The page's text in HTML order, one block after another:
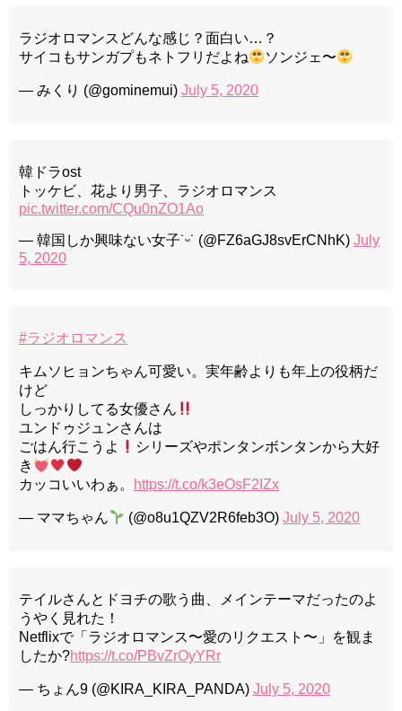
ラジオロマンスどんな感じ？面白い…？
サイコもサンガプもネトフリだよね
ソンジェ〜
— みくり (@gominemui) July 5, 2020
韓ドラost
トッケビ、花より男子、ラジオロマンス
pic.twitter.com/CQu0nZO1Ao
— 韓国しか興味ない女子˙ᵕ˙ (@FZ6aGJ8svErCNhK) July
5, 2020
#ラジオロマンス
キムソヒョンちゃん可愛い。実年齢よりも年上の役柄だ
けど
しっかりしてる女優さん
ユンドゥジュンさんは
ごはん行こうよ
シリーズやポンタンボンタンから大好
き
カッコいいわぁ。
https://t.co/k3eOsF2IZx
— ママちゃん (@o8u1QZV2R6feb3O)July 5, 2020
テイルさんとドヨチの歌う曲、メインテーマだったのよ
うやく見れた！
Netflixで「ラジオロマンス〜愛のリクエスト〜」を観ま
したか?https://t.co/PBvZrOyYRr
— ちょん9 (@KIRA_KIRA_PANDA) July 5, 2020